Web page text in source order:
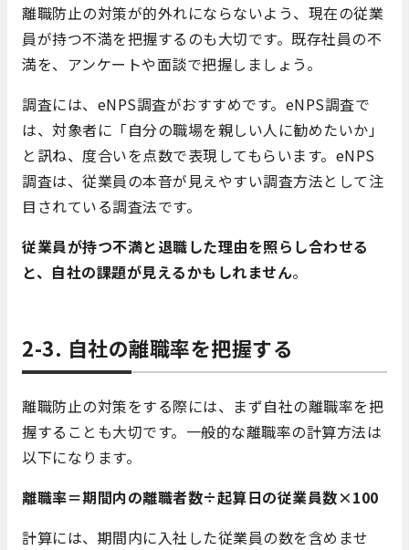
離職防止の対策が的外れにならないよう、現在の従業
員が持つ不満を把握するのも大切です。既存社員の不
満を、アンケートや面談で把握しましょう。
調査には、eNPS調査がおすすめです。eNPS調査で
は、対象者に「自分の職場を親しい人に勧めたいか」
と訊ね、度合いを点数で表現してもらいます。eNPS
調査は、従業員の本音が見えやすい調査方法として注
目されている調査法です。
従業員が持つ不満と退職した理由を照らし合わせる
と、自社の課題が見えるかもしれません。
2-3. 自社の離職率を把握する
離職防止の対策をする際には、まず自社の離職率を把
握することも大切です。一般的な離職率の計算方法は
以下になります。
離職率＝期間内の離職者数÷起算日の従業員数×100
計算には、期間内に入社した従業員の数を含めませ